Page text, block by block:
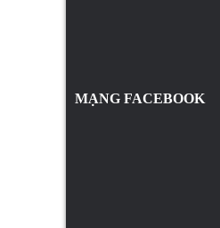
MẠNG FACEBOOK